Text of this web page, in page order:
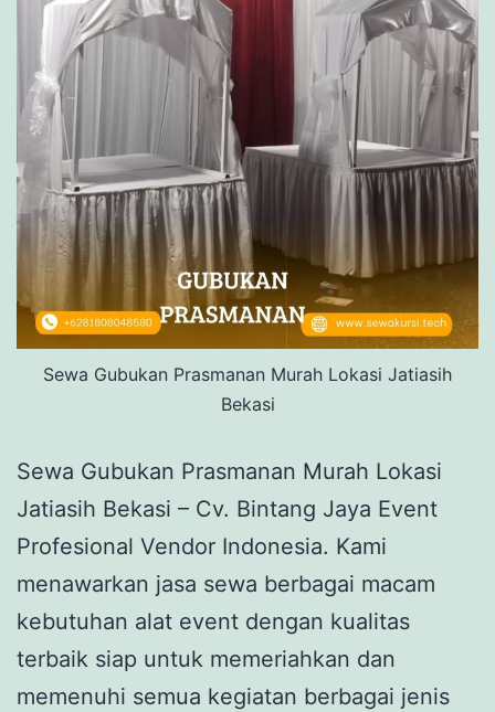
Sewa Gubukan Prasmanan Murah Lokasi Jatiasih
Bekasi
Sewa Gubukan Prasmanan Murah Lokasi
Jatiasih Bekasi – Cv. Bintang Jaya Event
Profesional Vendor Indonesia. Kami
menawarkan jasa sewa berbagai macam
kebutuhan alat event dengan kualitas
terbaik siap untuk memeriahkan dan
memenuhi semua kegiatan berbagai jenis